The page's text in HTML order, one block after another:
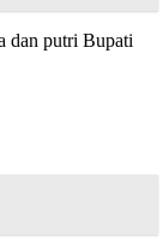
dan putri Bupati